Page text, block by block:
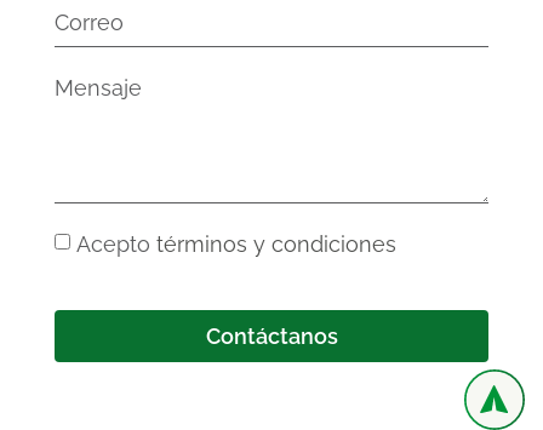
Acepto términos y condiciones
Contáctanos